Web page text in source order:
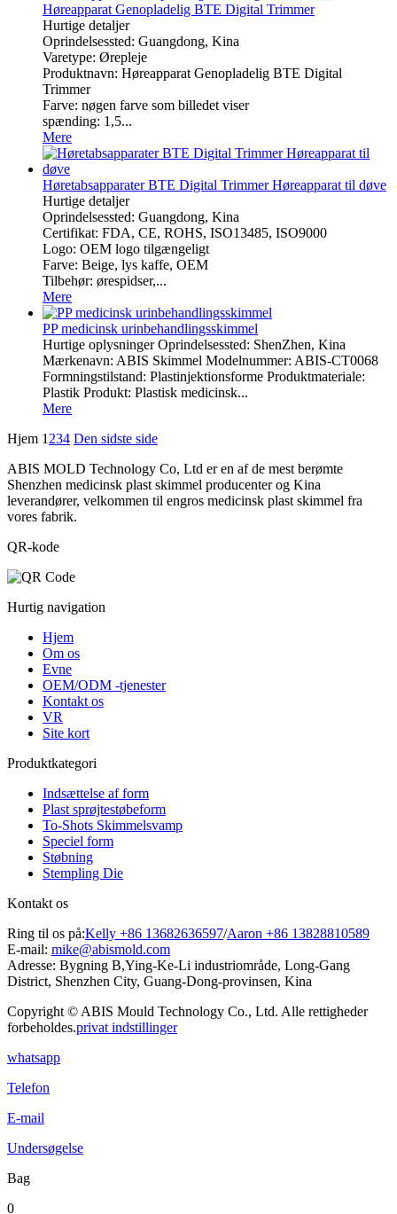
Høreapparat Genopladelig BTE Digital Trimmer
Hurtige detaljer
Oprindelsessted: Guangdong, Kina
Varetype: Ørepleje
Produktnavn: Høreapparat Genopladelig BTE Digital
Trimmer
Farve: nøgen farve som billedet viser
spænding: 1,5...
Mere
Høretabsapparater BTE Digital Trimmer Høreapparat til døve
Hurtige detaljer
Oprindelsessted: Guangdong, Kina
Certifikat: FDA, CE, ROHS, ISO13485, ISO9000
Logo: OEM logo tilgængeligt
Farve: Beige, lys kaffe, OEM
Tilbehør: ørespidser,...
Mere
PP medicinsk urinbehandlingsskimmel
Hurtige oplysninger Oprindelsessted: ShenZhen, Kina
Mærkenavn: ABIS Skimmel Modelnummer: ABIS-CT0068
Formningstilstand: Plastinjektionsforme Produktmateriale:
Plastik Produkt: Plastisk medicinsk...
Mere
Hjem 1 234 Den sidste side
ABIS MOLD Technology Co, Ltd er en af de mest berømte
Shenzhen medicinsk plast skimmel producenter og Kina
leverandører, velkommen til engros medicinsk plast skimmel fra
vores fabrik.
QR-kode
Hurtig navigation
Hjem
Om os
Evne
OEM/ODM -tjenester
Kontakt os
VR
Site kort
Produktkategori
Indsættelse af form
Plast sprøjtestøbeform
To-Shots Skimmelsvamp
Speciel form
Støbning
Stempling Die
Kontakt os
Ring til os på:Kelly +86 13682636597/Aaron +86 13828810589
E-mail: mike@abismold.com
Adresse: Bygning B,Ying-Ke-Li industriområde, Long-Gang
District, Shenzhen City, Guang-Dong-provinsen, Kina
Copyright © ABIS Mould Technology Co., Ltd. Alle rettigheder
forbeholdes.privat indstillinger
whatsapp
Telefon
E-mail
Undersøgelse
Bag
0